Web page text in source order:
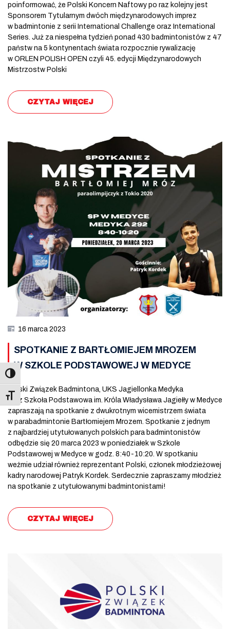
Toggle Font size
poinformować, że Polski Koncern Naftowy po raz kolejny jest
Sponsorem Tytularnym dwóch międzynarodowych imprez
w badmintonie z serii International Challenge oraz International
Series. Już za niespełna tydzień ponad 430 badmintonistów z 47
państw na 5 kontynentach świata rozpocznie rywalizację
w ORLEN POLISH OPEN czyli 45. edycji Międzynarodowych
Mistrzostw Polski
CZYTAJ WIĘCEJ
16 marca 2023
SPOTKANIE Z BARTŁOMIEJEM MROZEM
W SZKOLE PODSTAWOWEJ W MEDYCE
Polski Związek Badmintona, UKS Jagiellonka Medyka
oraz Szkoła Podstawowa im. Króla Władysława Jagiełły w Medyce
zapraszają na spotkanie z dwukrotnym wicemistrzem świata
w parabadmintonie Bartłomiejem Mrozem. Spotkanie z jednym
z najbardziej utytułowanych polskich para badmintonistów
odbędzie się 20 marca 2023 w poniedziałek w Szkole
Podstawowej w Medyce w godz. 8:40-10:20. W spotkaniu
weźmie udział również reprezentant Polski, członek młodzieżowej
kadry narodowej Patryk Kordek. Serdecznie zapraszamy młodzież
na spotkanie z utytułowanymi badmintonistami!
CZYTAJ WIĘCEJ